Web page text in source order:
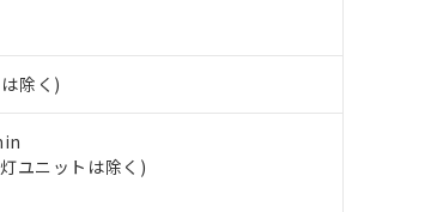
除く)
ユニットは除く)
るもので、過去に遡って非含有を証明するものでは
４物質の対応では、対応完了までの期間は出荷製品
しておりました。
していることから、特段のことがない限り、2022